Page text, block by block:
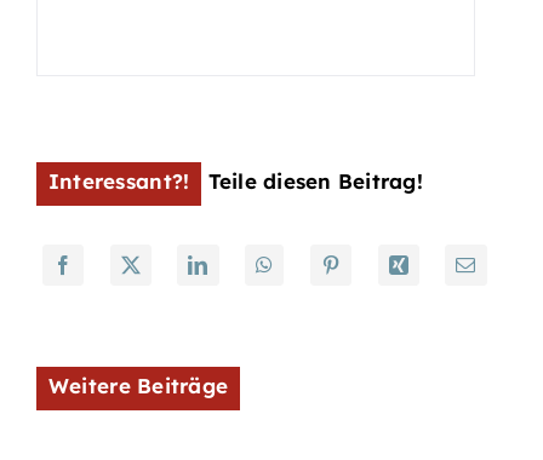
Interessant?! Teile diesen Beitrag!
Weitere Beiträge